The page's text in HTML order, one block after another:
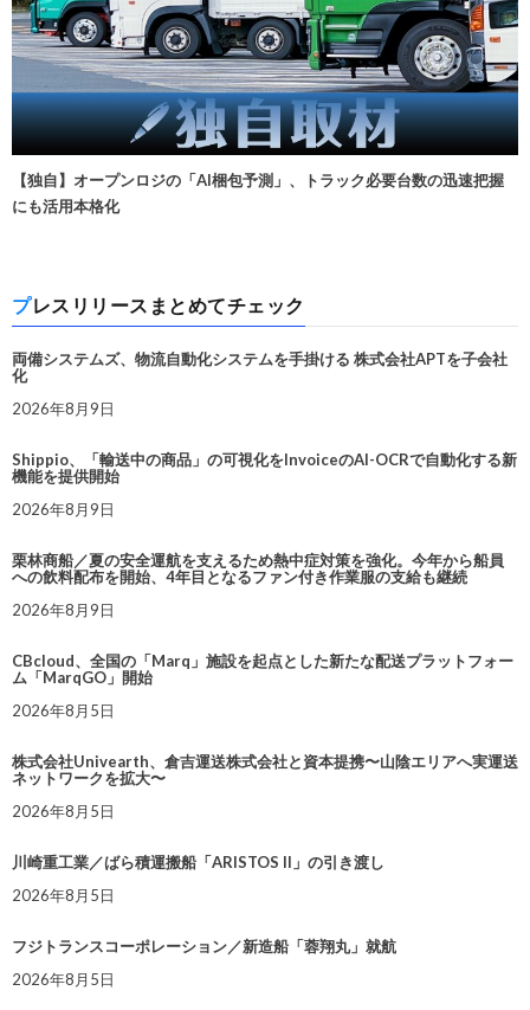
【独自】オープンロジの「AI梱包予測」、トラック必要台数の迅速把握
にも活用本格化
プレスリリースまとめてチェック
両備システムズ、物流自動化システムを手掛ける 株式会社APTを子会社
化
2026年8月9日
Shippio、「輸送中の商品」の可視化をInvoiceのAI-OCRで自動化する新
機能を提供開始
2026年8月9日
栗林商船／夏の安全運航を支えるため熱中症対策を強化。今年から船員
への飲料配布を開始、4年目となるファン付き作業服の支給も継続
2026年8月9日
CBcloud、全国の「Marq」施設を起点とした新たな配送プラットフォー
ム「MarqGO」開始
2026年8月5日
株式会社Univearth、倉吉運送株式会社と資本提携〜山陰エリアへ実運送
ネットワークを拡大〜
2026年8月5日
川崎重工業／ばら積運搬船「ARISTOS II」の引き渡し
2026年8月5日
フジトランスコーポレーション／新造船「蓉翔丸」就航
2026年8月5日